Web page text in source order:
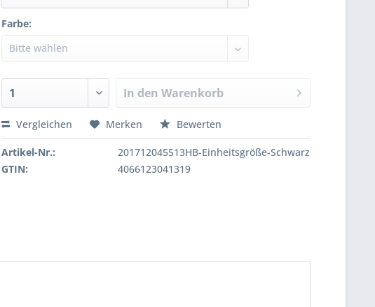
Farbe:
In den Warenkorb
Vergleichen Merken Bewerten
Artikel-Nr.:
201712045513HB-Einheitsgröße-Schwarz
GTIN:
4066123041319